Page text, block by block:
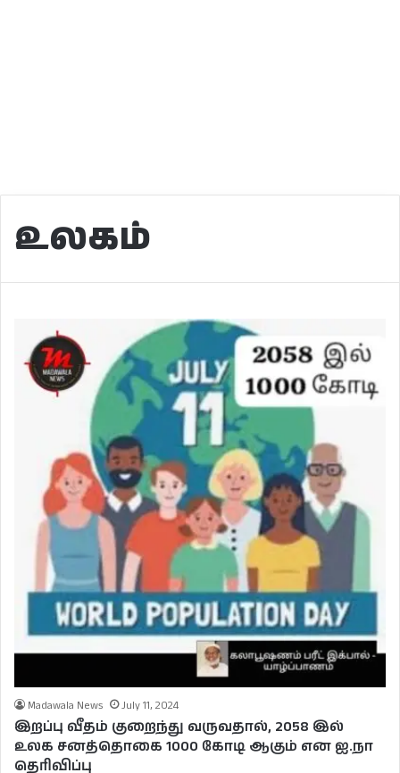
உலகம்
Madawala News July 11, 2024
இறப்பு வீதம் குறைந்து வருவதால், 2058 இல்
உலக சனத்தொகை 1000 கோடி ஆகும் என ஐ.நா
தெரிவிப்பு